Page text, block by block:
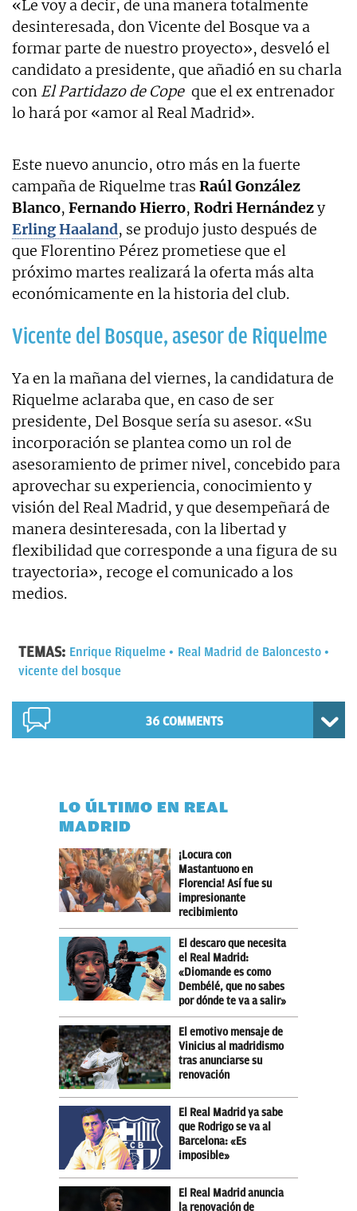
«Le voy a decir, de una manera totalmente
desinteresada, don Vicente del Bosque va a
formar parte de nuestro proyecto», desveló el
candidato a presidente, que añadió en su charla
con El Partidazo de Cope que el ex entrenador
lo hará por «amor al Real Madrid».
Este nuevo anuncio, otro más en la fuerte
campaña de Riquelme tras Raúl González
Blanco, Fernando Hierro, Rodri Hernándezy
Erling Haaland, se produjo justo después de
que Florentino Pérez prometiese que el
próximo martes realizará la oferta más alta
económicamente en la historia del club.
Vicente del Bosque, asesor de Riquelme
Ya en la mañana del viernes, la candidatura de
Riquelme aclaraba que, en caso de ser
presidente, Del Bosque sería su asesor. «Su
incorporación se plantea como un rol de
asesoramiento de primer nivel, concebido para
aprovechar su experiencia, conocimiento y
visión del Real Madrid, y que desempeñará de
manera desinteresada, con la libertad y
flexibilidad que corresponde a una figura de su
trayectoria», recoge el comunicado a los
medios.
TEMAS: Enrique Riquelme
Real Madrid de Baloncesto
vicente del bosque
36 COMMENTS
LO ÚLTIMO EN REAL
MADRID
¡Locura con
Mastantuono en
Florencia! Así fue su
impresionante
recibimiento
El descaro que necesita
el Real Madrid:
«Diomande es como
Dembélé, que no sabes
por dónde te va a salir»
El emotivo mensaje de
Vinicius al madridismo
tras anunciarse su
renovación
El Real Madrid ya sabe
que Rodrigo se va al
Barcelona: «Es
imposible»
El Real Madrid anuncia
la renovación de